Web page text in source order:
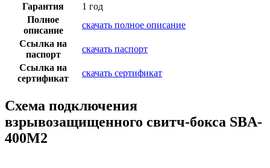
Гарантия
1 год
Полное
описание
скачать полное описание
Ссылка на
паспорт
скачать паспорт
Ссылка на
сертификат
скачать сертификат
Схема подключения
взрывозащищенного свитч-бокса SBA-
400M2